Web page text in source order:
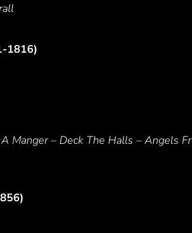
1816)
Manger – Deck The Halls – Angels